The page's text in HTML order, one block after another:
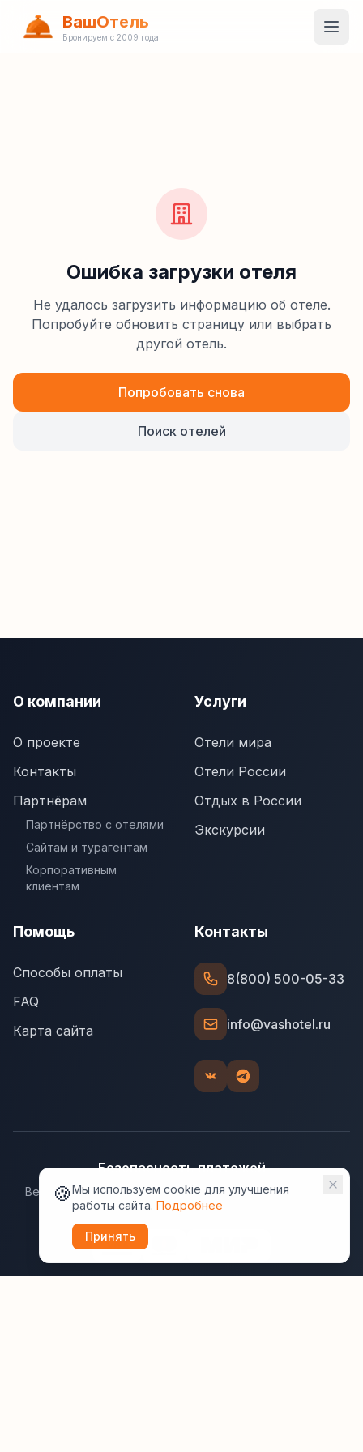
ВашОтель
Бронируем с 2009 года
Ошибка загрузки отеля
Не удалось загрузить информацию об отеле.
Попробуйте обновить страницу или выбрать
другой отель.
Попробовать снова
Поиск отелей
О компании
О проекте
Контакты
Партнёрам
Партнёрство с отелями
Сайтам и турагентам
Корпоративным
клиентам
Услуги
Отели мира
Отели России
Отдых в России
Экскурсии
Помощь
Способы оплаты
FAQ
Карта сайта
Контакты
8(800) 500-05-33
info@vashotel.ru
Безопасность платежей
Ведущие платёжные системы гарантируют надёжную
защиту данных.
🍪Мы используем cookie для улучшения
работы сайта. Подробнее
Принять